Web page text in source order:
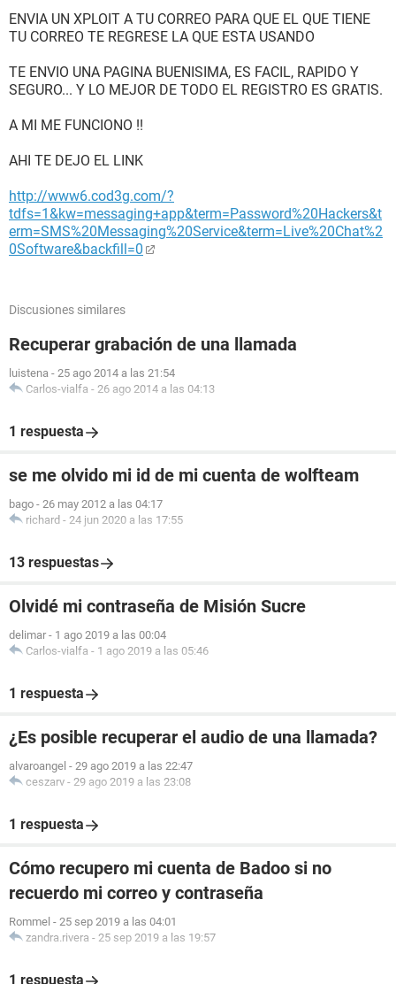
ENVIA UN XPLOIT A TU CORREO PARA QUE EL QUE TIENE
TU CORREO TE REGRESE LA QUE ESTA USANDO
TE ENVIO UNA PAGINA BUENISIMA, ES FACIL, RAPIDO Y
SEGURO... Y LO MEJOR DE TODO EL REGISTRO ES GRATIS.
A MI ME FUNCIONO !!
AHI TE DEJO EL LINK
http://www6.cod3g.com/?
tdfs=1&kw=messaging+app&term=Password%20Hackers&t
erm=SMS%20Messaging%20Service&term=Live%20Chat%2
0Software&backfill=0
Discusiones similares
Recuperar grabación de una llamada
luistena - 25 ago 2014 a las 21:54
Carlos-vialfa - 26 ago 2014 a las 04:13
1 respuesta
se me olvido mi id de mi cuenta de wolfteam
bago - 26 may 2012 a las 04:17
richard - 24 jun 2020 a las 17:55
13 respuestas
Olvidé mi contraseña de Misión Sucre
delimar - 1 ago 2019 a las 00:04
Carlos-vialfa - 1 ago 2019 a las 05:46
1 respuesta
¿Es posible recuperar el audio de una llamada?
alvaroangel - 29 ago 2019 a las 22:47
ceszarv - 29 ago 2019 a las 23:08
1 respuesta
Cómo recupero mi cuenta de Badoo si no
recuerdo mi correo y contraseña
Rommel - 25 sep 2019 a las 04:01
zandra.rivera - 25 sep 2019 a las 19:57
1 respuesta